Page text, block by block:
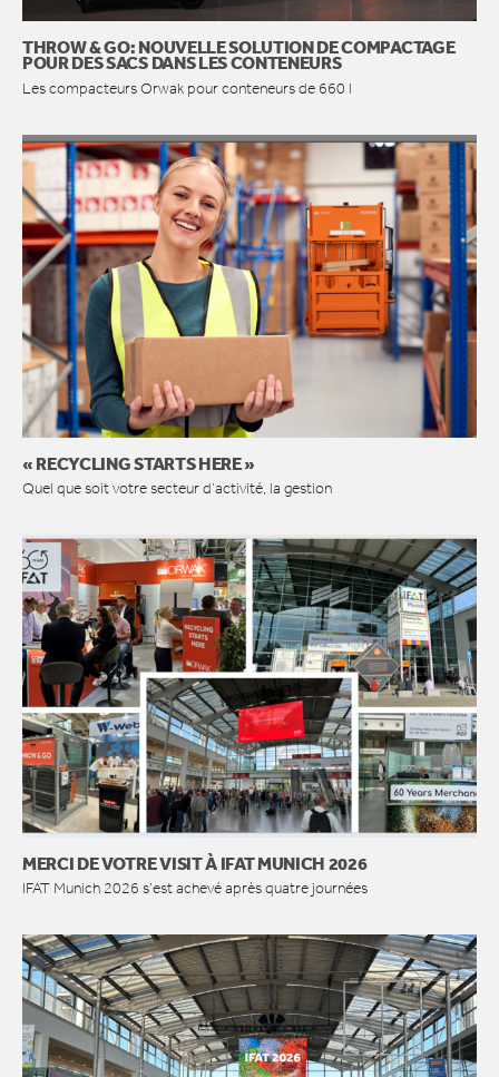
THROW & GO: NOUVELLE SOLUTION DE COMPACTAGE
POUR DES SACS DANS LES CONTENEURS
Les compacteurs Orwak pour conteneurs de 660 l
« RECYCLING STARTS HERE »
Quel que soit votre secteur d’activité, la gestion
MERCI DE VOTRE VISIT À IFAT MUNICH 2026
IFAT Munich 2026 s’est achevé après quatre journées